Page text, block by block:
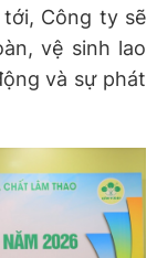
Công ty sẽ
vệ sinh lao
và sự phát